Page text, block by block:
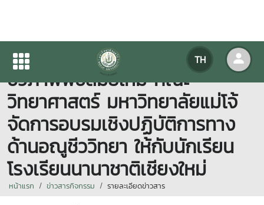
TH
หน่วยความเป็นเลิศด้านเทคโนโลยี
ชีวภาพพืชสมัยใหม่ คณะ
วิทยาศาสตร์ มหาวิทยาลัยแม่โจ้
จัดการอบรมเชิงปฏิบัติการทาง
ด้านอณูชีววิทยา ให้กับนักเรียน
โรงเรียนนานาชาติเชียงใหม่
หน้าแรก ข่าวสารกิจกรรม รายละเอียดข่าวสาร